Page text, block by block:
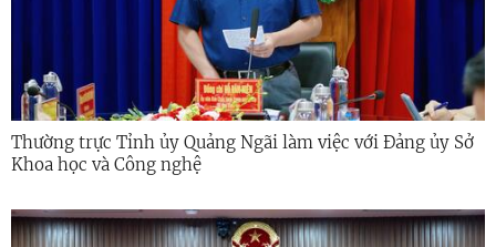
Thường trực Tỉnh ủy Quảng Ngãi làm việc với Đảng ủy Sở
Khoa học và Công nghệ